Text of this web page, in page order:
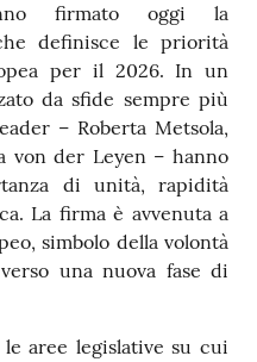
firmato oggi la
definisce le priorità
per il 2026. In un
da sfide sempre più
– Roberta Metsola,
von der Leyen – hanno
di unità, rapidità
La firma è avvenuta a
simbolo della volontà
una nuova fase di
aree legislative su cui